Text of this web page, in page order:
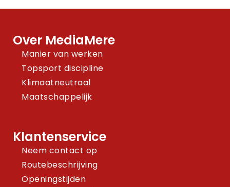
Over MediaMere
Manier van werken
Topsport discipline
Klimaatneutraal
Maatschappelijk
Klantenservice
Neem contact op
Routebeschrijving
Openingstijden